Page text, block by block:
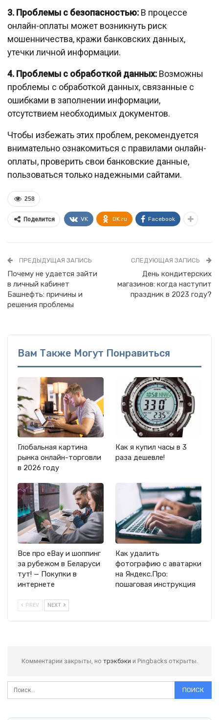
3. Проблемы с безопасностью: В процессе
онлайн-оплаты может возникнуть риск
мошенничества, кражи банковских данных,
утечки личной информации.
4. Проблемы с обработкой данных: Возможны
проблемы с обработкой данных, связанные с
ошибками в заполнении информации,
отсутствием необходимых документов.
Чтобы избежать этих проблем, рекомендуется
внимательно ознакомиться с правилами онлайн-
оплаты, проверить свои банковские данные,
пользоваться только надежными сайтами.
258
Поделится VK OK.ru Facebook
ПРЕДЫДУЩАЯ ЗАПИСЬ
Почему не удается зайти
в личный кабинет
Башнефть: причины и
решения проблемы
СЛЕДУЮЩАЯ ЗАПИСЬ
День кондитерских
магазинов: когда наступит
праздник в 2023 году?
Вам Также Могут Понравиться
Глобальная картина
рынка онлайн-торговли
в 2026 году
Как я купил часы в 3
раза дешевле!
Все про eBay и шоппинг
за рубежом в Беларуси
тут! — Покупки в
интернете
Как удалить
фотографию с аватарки
на Яндекс.Про:
пошаговая инструкция
PREV NEXT
Комментарии закрыты, но трэкбэки и Pingbacks открыты.